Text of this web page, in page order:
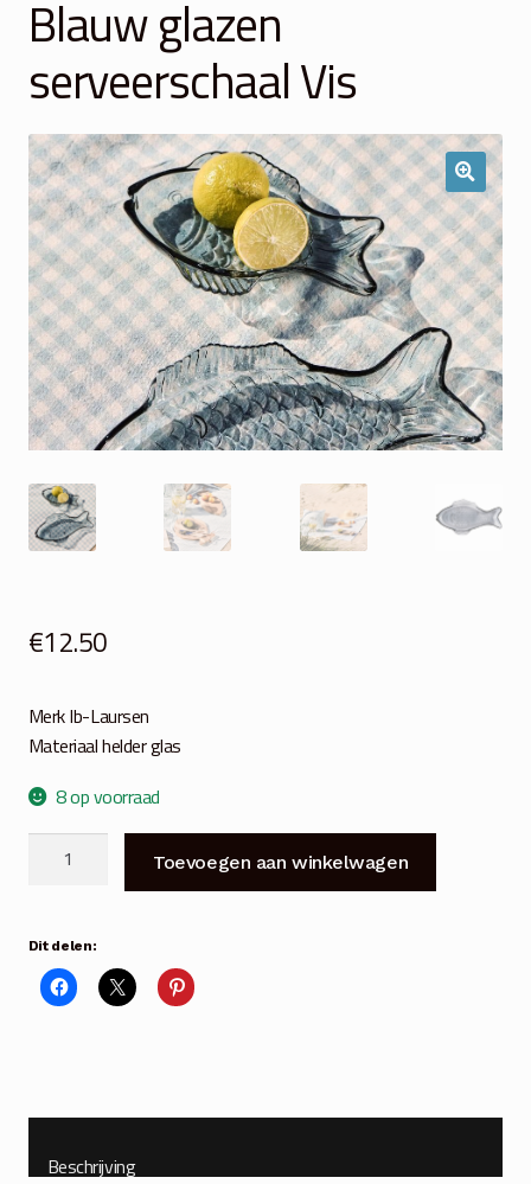
Winkelmand
Over Ons
Veelgestelde vragen
Contact
Blauw glazen
serveerschaal Vis
€12.50
Merk Ib-Laursen
Materiaal helder glas
8 op voorraad
Vis
aantal
Toevoegen aan winkelwagen
Dit delen:
Beschrijving